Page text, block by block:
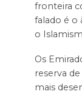
fronteira
falado é o
o
Os
reserva
mais